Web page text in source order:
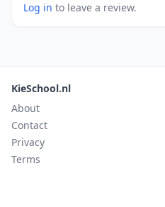
Log in to leave a review.
KieSchool.nl
About
Contact
Privacy
Terms